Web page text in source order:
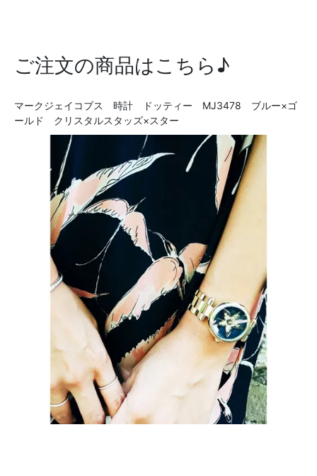
ご注文の商品はこちら♪
マークジェイコブス 時計 ドッティー MJ3478 ブルー×ゴ
ールド クリスタルスタッズ×スター